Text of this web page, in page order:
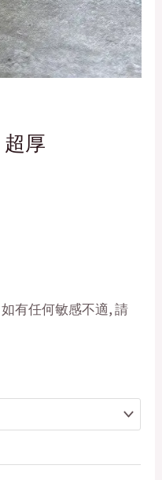
厚
有任何敏感不適, 請